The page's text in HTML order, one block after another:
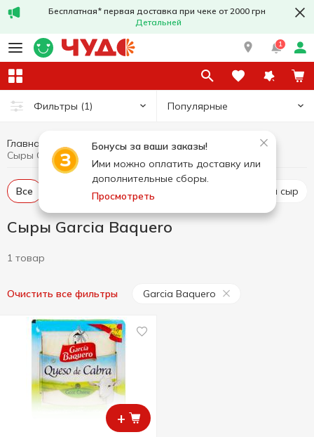
Бесплатная* первая доставка при чеке от 2000 грн
Детальней
1
Фильтры (1) Популярные
Бонусы за ваши заказы!
Ими можно оплатить доставку или
дополнительные сборы.
Просмотреть
Главная Яйца и молочные продукты
Сыры
Сыры Garcia Baquero
Все Твердый и полутвердый сыр Рассольный сыр
Сыры Garcia Baquero
1 товар
Очистить все фильтры Garcia Baquero
+